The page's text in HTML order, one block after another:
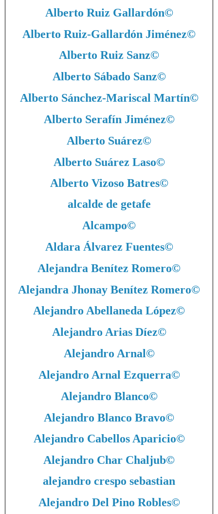
Alberto Ruiz Gallardón©
Alberto Ruiz-Gallardón Jiménez©
Alberto Ruiz Sanz©
Alberto Sábado Sanz©
Alberto Sánchez-Mariscal Martín©
Alberto Serafín Jiménez©
Alberto Suárez©
Alberto Suárez Laso©
Alberto Vizoso Batres©
alcalde de getafe
Alcampo©
Aldara Álvarez Fuentes©
Alejandra Benítez Romero©
Alejandra Jhonay Benítez Romero©
Alejandro Abellaneda López©
Alejandro Arias Díez©
Alejandro Arnal©
Alejandro Arnal Ezquerra©
Alejandro Blanco©
Alejandro Blanco Bravo©
Alejandro Cabellos Aparicio©
Alejandro Char Chaljub©
alejandro crespo sebastian
Alejandro Del Pino Robles©